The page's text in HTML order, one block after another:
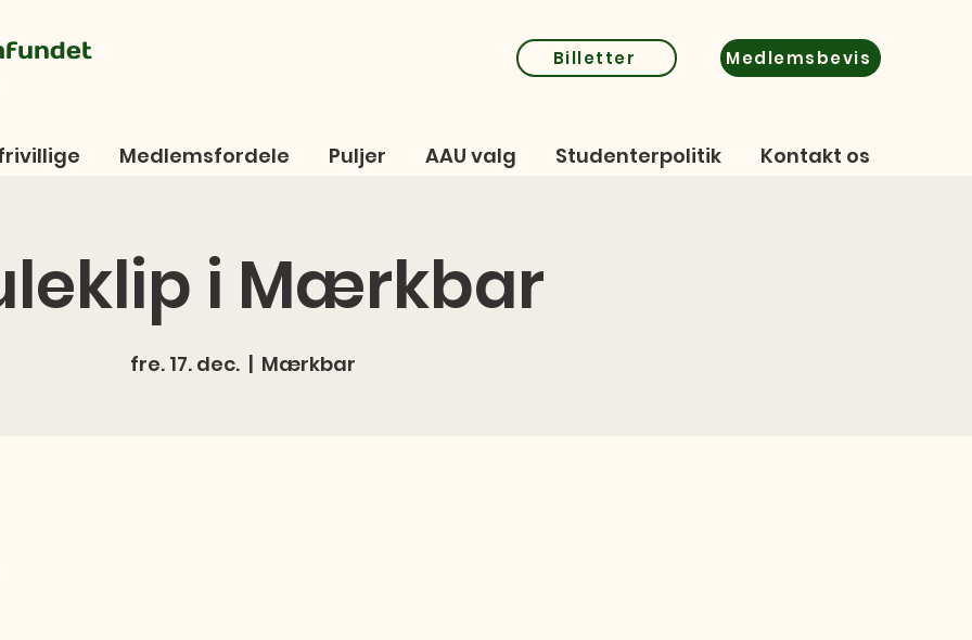
Billetter Medlemsbevis
Medlemsfordele Puljer AAU valg Studenterpolitik Kontakt os
i Mærkbar
fre. 17. dec.
  |
Mærkbar